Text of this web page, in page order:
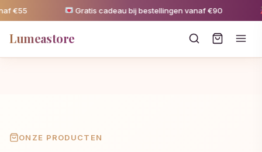
€55 Gratis cadeau bij bestellingen vanaf €90
Lumeastore
ONZE PRODUCTEN